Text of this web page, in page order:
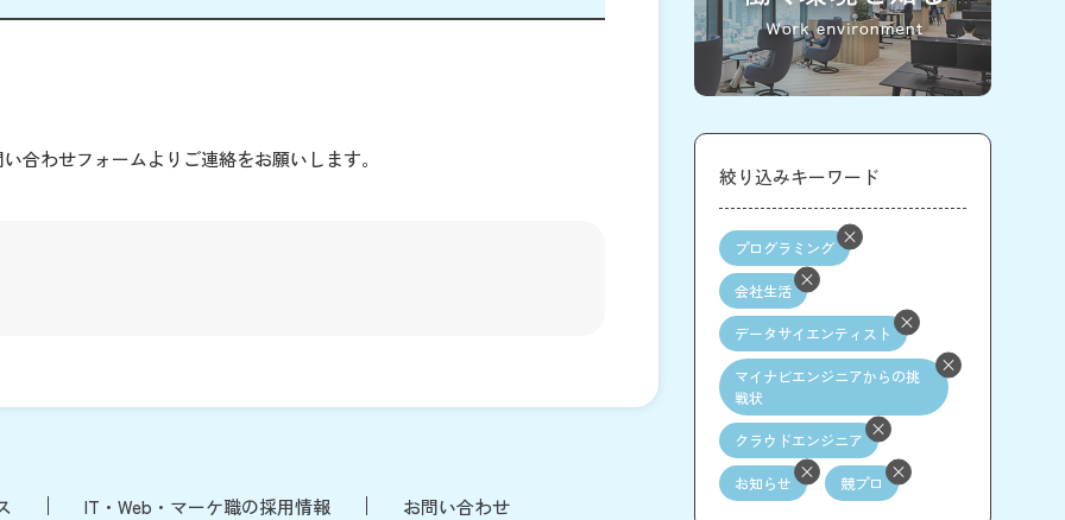
合わせフォームよりご連絡をお願いします。
IT・Web・マーケ職の採用情報 お問い合わせ
絞り込みキーワード
プログラミング
会社生活
データサイエンティスト
マイナビエンジニアからの挑
戦状
クラウドエンジニア
お知らせ 競プロ